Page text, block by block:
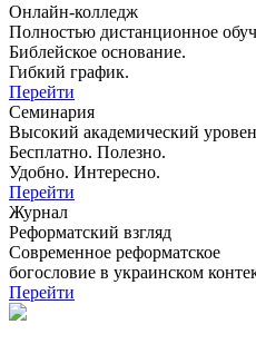
Онлайн-колледж
Полностью дистанционное
Библейское основание.
Гибкий график.
Перейти
Семинария
Высокий академический
Бесплатно. Полезно.
Удобно. Интересно.
Перейти
Журнал
Реформатский взгляд
Современное реформатское
богословие в украинском
Перейти